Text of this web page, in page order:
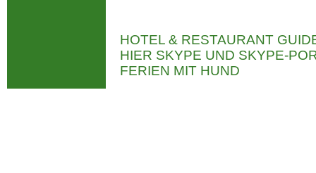
HOTEL & RESTAURANT
HIER SKYPE UND SKYPE-
FERIEN MIT HUND